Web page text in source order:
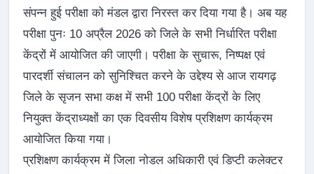
संपन्न हुई परीक्षा को मंडल द्वारा निरस्त कर दिया गया है। अब यह
परीक्षा पुनः 10 अप्रैल 2026 को जिले के सभी निर्धारित परीक्षा
केंद्रों में आयोजित की जाएगी। परीक्षा के सुचारू, निष्पक्ष एवं
पारदर्शी संचालन को सुनिश्चित करने के उद्देश्य से आज रायगढ़
जिले के सृजन सभा कक्ष में सभी 100 परीक्षा केंद्रों के लिए
नियुक्त केंद्राध्यक्षों का एक दिवसीय विशेष प्रशिक्षण कार्यक्रम
आयोजित किया गया।
प्रशिक्षण कार्यक्रम में जिला नोडल अधिकारी एवं डिप्टी कलेक्टर